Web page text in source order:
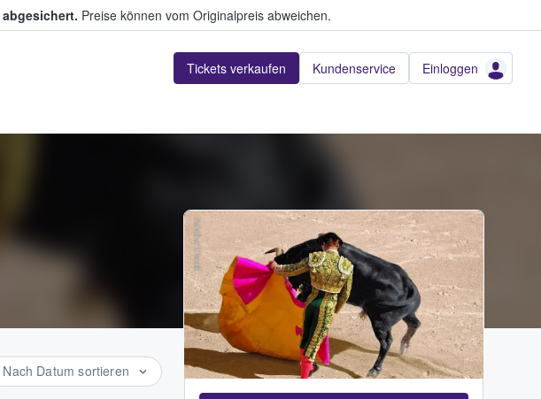
Preise können vom Originalpreis abweichen.
Tickets verkaufen Kundenservice Einloggen
Nach Datum sortieren
Adobe Stock